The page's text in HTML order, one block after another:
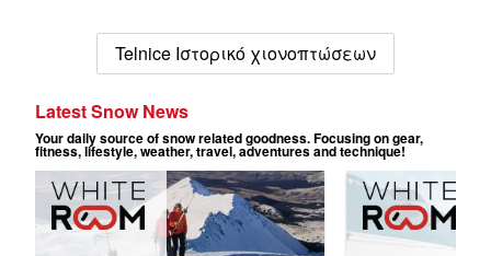
Telnice Ιστορικό χιονοπτώσεων